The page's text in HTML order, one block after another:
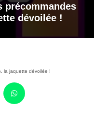
précommandes
dévoilée !
la jaquette dévoilée !